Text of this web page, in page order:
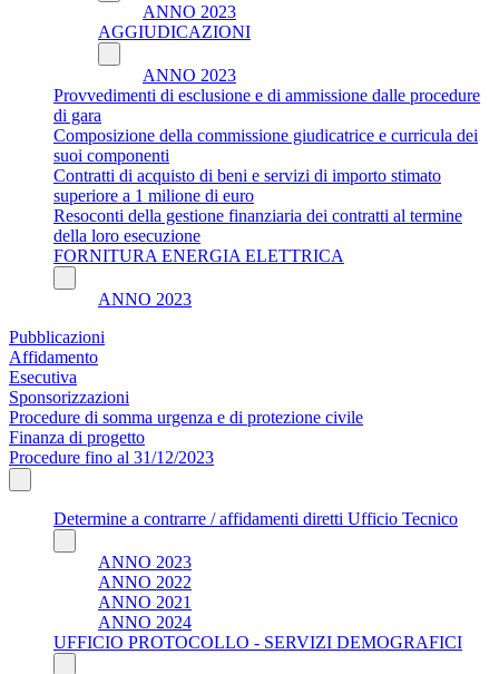
ANNO 2023
AGGIUDICAZIONI
ANNO 2023
Provvedimenti di esclusione e di ammissione dalle procedure
di gara
Composizione della commissione giudicatrice e curricula dei
suoi componenti
Contratti di acquisto di beni e servizi di importo stimato
superiore a 1 milione di euro
Resoconti della gestione finanziaria dei contratti al termine
della loro esecuzione
FORNITURA ENERGIA ELETTRICA
ANNO 2023
Pubblicazioni
Affidamento
Esecutiva
Sponsorizzazioni
Procedure di somma urgenza e di protezione civile
Finanza di progetto
Procedure fino al 31/12/2023
Determine a contrarre / affidamenti diretti Ufficio Tecnico
ANNO 2023
ANNO 2022
ANNO 2021
ANNO 2024
UFFICIO PROTOCOLLO - SERVIZI DEMOGRAFICI